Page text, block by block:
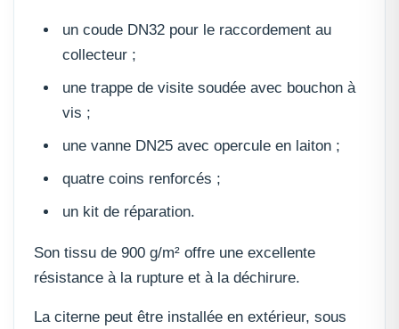
un coude DN32 pour le raccordement au
collecteur ;
une trappe de visite soudée avec bouchon à
vis ;
une vanne DN25 avec opercule en laiton ;
quatre coins renforcés ;
un kit de réparation.
Son tissu de 900 g/m² offre une excellente
résistance à la rupture et à la déchirure.
La citerne peut être installée en extérieur, sous